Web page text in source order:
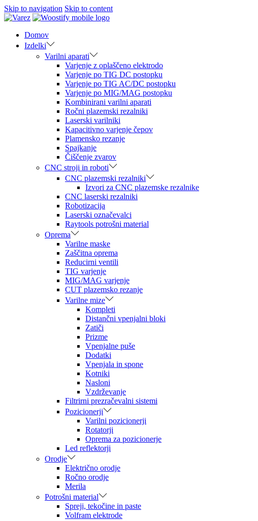
Skip to navigation Skip to content
Domov
Izdelki
Varilni aparati
Varjenje z oplaščeno elektrodo
Varjenje po TIG DC postopku
Varjenje po TIG AC/DC postopku
Varjenje po MIG/MAG postopku
Kombinirani varilni aparati
Ročni plazemski rezalniki
Laserski varilniki
Kapacitivno varjenje čepov
Plamensko rezanje
Spajkanje
Čiščenje zvarov
CNC stroji in roboti
CNC plazemski rezalniki
Izvori za CNC plazemske rezalnike
CNC laserski rezalniki
Robotizacija
Laserski označevalci
Raytools potrošni material
Oprema
Varilne maske
Zaščitna oprema
Reducirni ventili
TIG varjenje
MIG/MAG varjenje
CUT plazemsko rezanje
Varilne mize
Kompleti
Distančni vpenjalni bloki
Zatiči
Prizme
Vpenjalne puše
Dodatki
Vpenjala in spone
Kotniki
Nasloni
Vzdrževanje
Filtrirni prezračevalni sistemi
Pozicionerji
Varilni pozicionerji
Rotatorji
Oprema za pozicionerje
Led reflektorji
Orodje
Električno orodje
Ročno orodje
Merila
Potrošni material
Spreji, tekočine in paste
Volfram elektrode